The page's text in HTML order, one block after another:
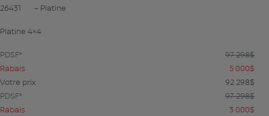
26431 – Platine
Platine 4×4
PDSF* 97 298$
Rabais
5 000$
Votre prix
92 298$
PDSF*
97 298$
Rabais
3 000$